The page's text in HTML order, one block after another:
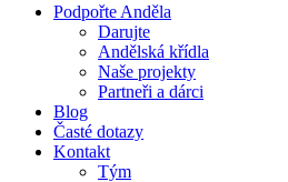
Podpořte Anděla
Darujte
Andělská křídla
Naše projekty
Partneři a dárci
Blog
Časté dotazy
Kontakt
Tým